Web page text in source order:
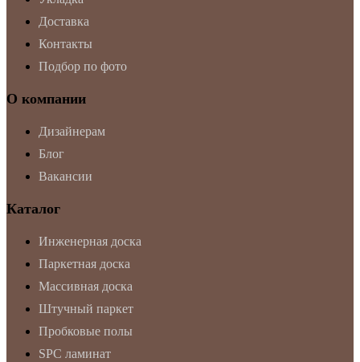
Доставка
Контакты
Подбор по фото
О компании
Дизайнерам
Блог
Вакансии
Каталог
Инженерная доска
Паркетная доска
Массивная доска
Штучный паркет
Пробковые полы
SPC ламинат